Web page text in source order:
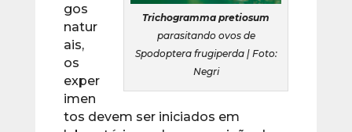
Trichogramma pretiosum
parasitando ovos de
Spodoptera frugiperda | Foto:
Negri
gos
natur
ais,
os
exper
imen
tos devem ser iniciados em